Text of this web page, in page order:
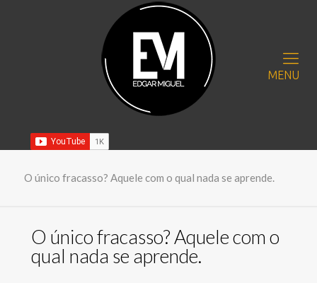
MENU
O único fracasso? Aquele com o qual nada se aprende.
O único fracasso? Aquele com o
qual nada se aprende.